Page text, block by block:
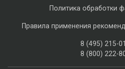
Политика обработки
Правила применения
8 (495) 215-
8 (800) 222-